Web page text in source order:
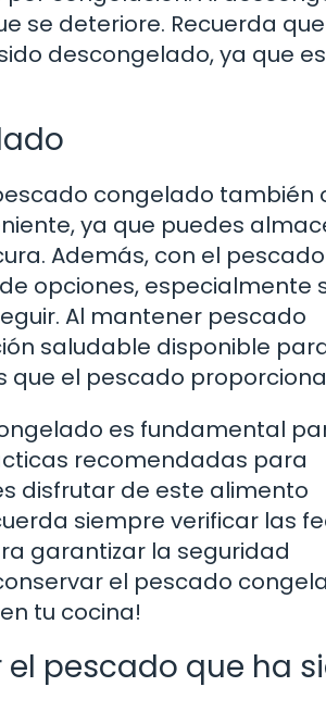
se deteriore. Recuerda que
descongelado, ya que
congelado también
ya que puedes
Además, con el pescado
opciones, especialmente
Al mantener pescado
saludable disponible
que el pescado
es fundamental
recomendadas para
disfrutar de este alimento
siempre verificar las
garantizar la seguridad
el pescado
tu cocina!
pescado que ha